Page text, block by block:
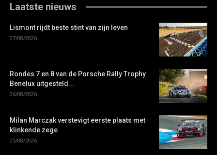
Laatste nieuws
Lismont rijdt beste stint van zijn leven
07/08/2026
Rondes 7 en 8 van de Porsche Rally Trophy
Benelux uitgesteld...
06/08/2026
Milan Marczak verstevigt eerste plaats met
klinkende zege
05/08/2026